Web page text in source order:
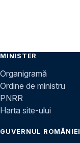
MINISTER
Organigramă
Ordine de ministru
PNRR
Harta site-ului
GUVERNUL ROMÂNIEI